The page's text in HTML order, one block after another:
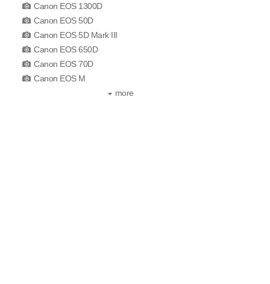
Canon EOS 1300D
Canon EOS 50D
Canon EOS 5D Mark III
Canon EOS 650D
Canon EOS 70D
Canon EOS M
more